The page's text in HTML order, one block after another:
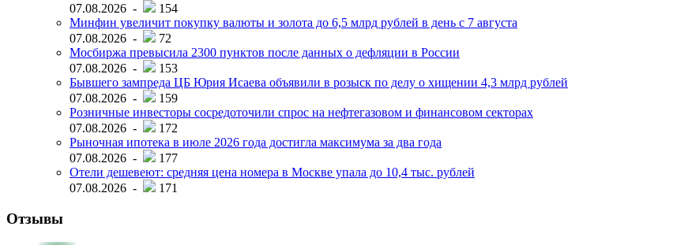
07.08.2026 -
154
Минфин увеличит покупку валюты и золота до 6,5 млрд рублей в день с 7 августа
07.08.2026 -
72
Мосбиржа превысила 2300 пунктов после данных о дефляции в России
07.08.2026 -
153
Бывшего зампреда ЦБ Юрия Исаева объявили в розыск по делу о хищении 4,3 млрд рублей
07.08.2026 -
159
Розничные инвесторы сосредоточили спрос на нефтегазовом и финансовом секторах
07.08.2026 -
172
Рыночная ипотека в июле 2026 года достигла максимума за два года
07.08.2026 -
177
Отели дешевеют: средняя цена номера в Москве упала до 10,4 тыс. рублей
07.08.2026 -
171
Отзывы